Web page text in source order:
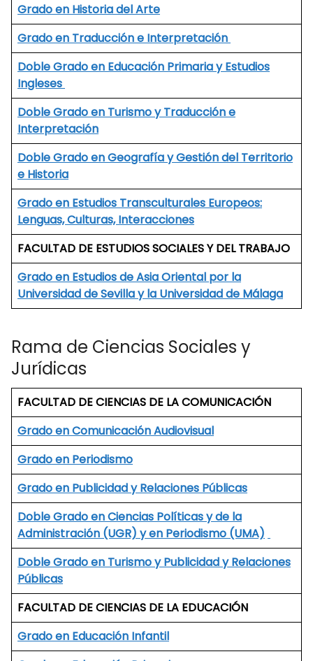
Grado en Historia del Arte
Grado en Traducción e Interpretación
Doble Grado en Educación Primaria y Estudios
Ingleses
Doble Grado en Turismo y Traducción e
Interpretación
Doble Grado en Geografía y Gestión del Territorio
e Historia
Grado en Estudios Transculturales Europeos:
Lenguas, Culturas, Interacciones
FACULTAD DE ESTUDIOS SOCIALES Y DEL TRABAJO
Grado en Estudios de Asia Oriental por la
Universidad de Sevilla y la Universidad de Málaga
Rama de Ciencias Sociales y
Jurídicas
FACULTAD DE CIENCIAS DE LA COMUNICACIÓN
Grado en Comunicación Audiovisual
Grado en Periodismo
Grado en Publicidad y Relaciones Públicas
Doble Grado en Ciencias Políticas y de la
Administración (UGR) y en Periodismo (UMA)
Doble Grado en Turismo y Publicidad y Relaciones
Públicas
FACULTAD DE CIENCIAS DE LA EDUCACIÓN
Grado en Educación Infantil